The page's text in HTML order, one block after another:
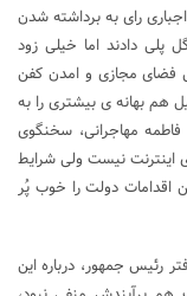
در دی ماه ۱۴۰۳، به صورت اجباری رای به برداشته شدن
پلی دادند اما خیلی زود
فضای مجازی و امدن کفن
هم بهانه ی بیشتری را به
مهاجرانی، سخنگوی
اینترنت نیست ولی شرایط
اقدامات دولت را خوب پُر
رئیس جمهور، درباره این